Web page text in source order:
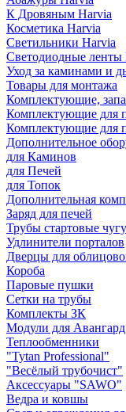
К Дровяным Harvia
Косметика Harvia
Светильники Harvia
Светодиодные ленты
Уход за каминами и
Товары для монтажа
Комплектующие,
Комплектующие для
Комплектующие для
Дополнительное
для Каминов
для Печей
для Топок
Дополнительная
Заряд для печей
Трубы стартовые
Удлинители порталов
Дверцы для
Короба
Паровые пушки
Сетки на трубы
Комплекты ЗК
Модули для
Теплообменники
"Tytan Professional"
"Весёлый трубочист"
Аксессуары "SAWO"
Ведра и ковшы